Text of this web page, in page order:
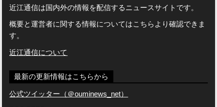
近江通信は国内外の情報を配信するニュースサイトです。
概要と運営者に関する情報についてはこちらより確認できま
す。
近江通信について
最新の更新情報はこちらから
公式ツイッター（＠ouminews_net）